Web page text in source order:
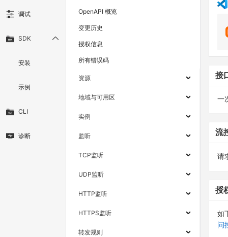
调试
SDK
安装
示例
CLI
诊断
OpenAPI 概览
变更历史
授权信息
所有错误码
资源
地域与可用区
实例
监听
TCP监听
UDP监听
HTTP监听
HTTPS监听
转发规则
接
一
流
请
授
如
问